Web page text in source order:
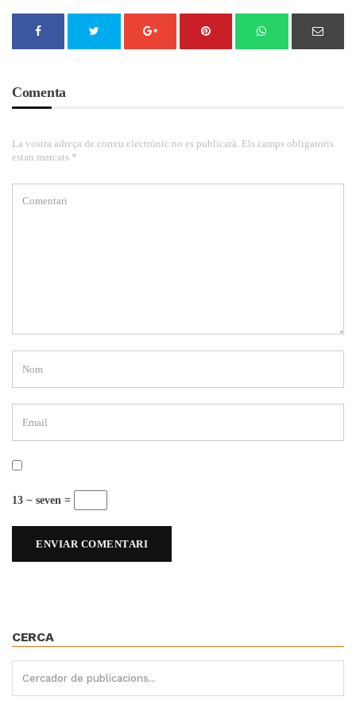
Comenta
La vostra adreça de correu electrònic no es publicarà. Els camps obligatoris
estan marcats *
13 − seven =
CERCA